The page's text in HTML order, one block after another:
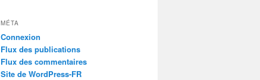
MÉTA
Connexion
Flux des publications
Flux des commentaires
Site de WordPress-FR